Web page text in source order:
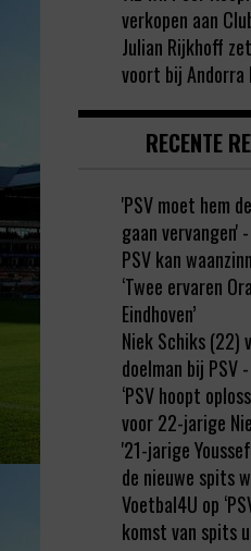
verkopen aan
Julian Rijkhoff
voort bij Andorra
RECENTE
'PSV moet hem
gaan vervangen'
PSV kan
‘Twee ervaren
Eindhoven’
Niek Schiks (22)
doelman bij PSV
‘PSV hoopt
voor 22-jarige
'21-jarige
de nieuwe spits
Voetbal4U op
komst van spits